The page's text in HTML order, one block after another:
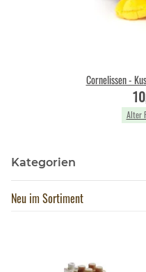
Cornelissen -
Alter
Kategorien
Neu im Sortiment